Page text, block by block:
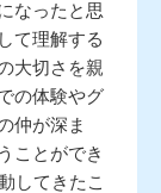
なったと思
て理解する
大切さを親
の体験やグ
仲が深ま
ことができ
してきたこ